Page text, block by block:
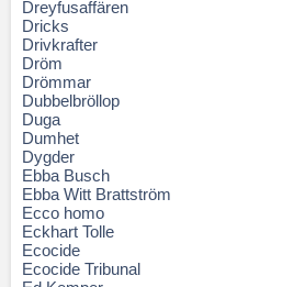
Dreyfusaffären
Dricks
Drivkrafter
Dröm
Drömmar
Dubbelbröllop
Duga
Dumhet
Dygder
Ebba Busch
Ebba Witt Brattström
Ecco homo
Eckhart Tolle
Ecocide
Ecocide Tribunal